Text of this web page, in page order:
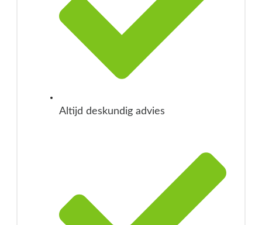
Altijd deskundig advies